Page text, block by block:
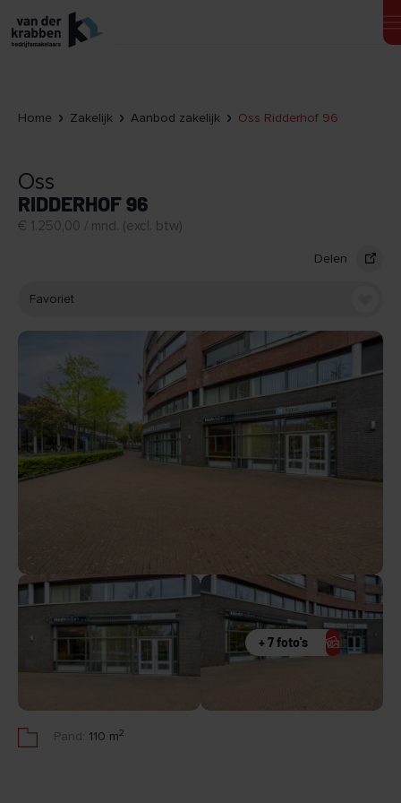
Home Zakelijk Aanbod zakelijk Oss Ridderhof 96
Oss
RIDDERHOF 96
€ 1.250,00 / mnd. (excl. btw)
Delen
Favoriet
+ 7 foto's
Pand: 110 m 2